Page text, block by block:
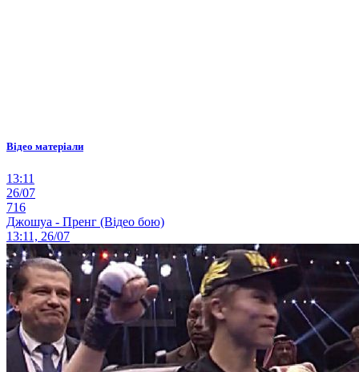
Відео матеріали
13:11
26/07
716
Джошуа - Пренг (Відео бою)
13:11, 26/07